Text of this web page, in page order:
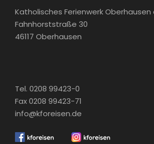
Katholisches Ferienwerk Oberhausen
Fahnhorststraße 30
46117 Oberhausen
Tel. 0208 99423-0
Fax 0208 99423-71
info@kforeisen.de